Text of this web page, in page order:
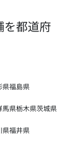
を都道府
県福島県
馬県栃木県茨城県
県福井県